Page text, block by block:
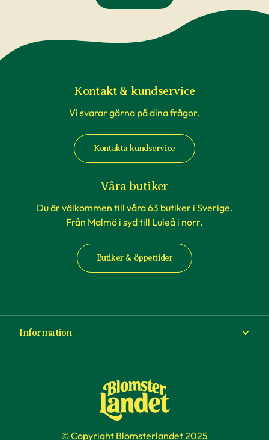
Kontakt & kundservice
Vi svarar gärna på dina frågor.
Kontakta kundservice
Våra butiker
Du är välkommen till våra 63 butiker i Sverige.
Från Malmö i syd till Luleå i norr.
Butiker & öppettider
Information
Köp- och leveransvillkor
© Copyright Blomsterlandet 2025